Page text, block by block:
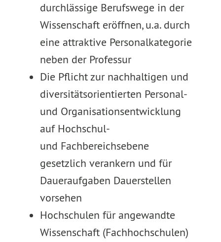
durchlässige Berufswege in der
Wissenschaft eröffnen, u.a. durch
eine attraktive Personalkategorie
neben der Professur
Die Pflicht zur nachhaltigen und
diversitätsorientierten Personal-
und Organisationsentwicklung
auf Hochschul-
und Fachbereichsebene
gesetzlich verankern und für
Daueraufgaben Dauerstellen
vorsehen
Hochschulen für angewandte
Wissenschaft (Fachhochschulen)